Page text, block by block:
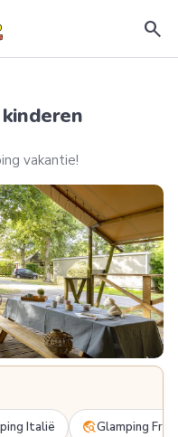
search
vakantie!
Italië travel_exploreGlamping